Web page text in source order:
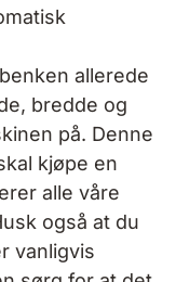
allerede
bredde og
på. Denne
kjøpe en
alle våre
også at du
vanligvis